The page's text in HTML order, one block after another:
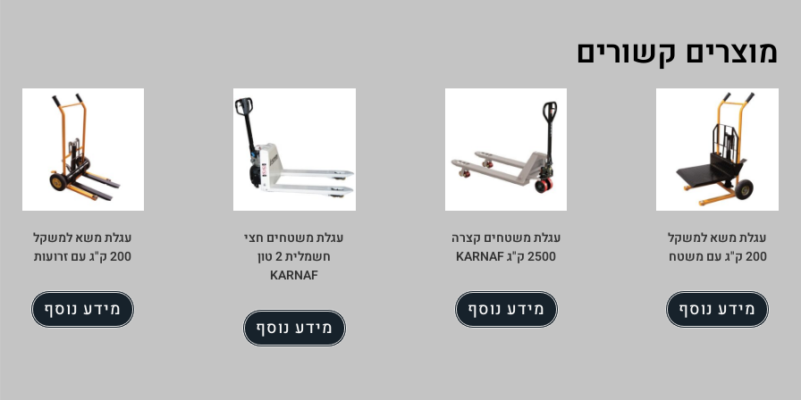
מוצרים קשורים
עגלת משא למשקל
200 ק"ג עם משטח
מידע נוסף
עגלת משטחים קצרה
2500 ק"ג KARNAF
מידע נוסף
עגלת משטחים חצי
חשמלית 2 טון
KARNAF
מידע נוסף
עגלת משא למשקל
200 ק"ג עם זרועות
מידע נוסף